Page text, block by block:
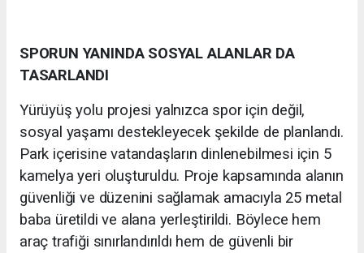
SPORUN YANINDA SOSYAL ALANLAR DA
TASARLANDI
Yürüyüş yolu projesi yalnızca spor için değil,
sosyal yaşamı destekleyecek şekilde de planlandı.
Park içerisine vatandaşların dinlenebilmesi için 5
kamelya yeri oluşturuldu. Proje kapsamında alanın
güvenliği ve düzenini sağlamak amacıyla 25 metal
baba üretildi ve alana yerleştirildi. Böylece hem
araç trafiği sınırlandırıldı hem de güvenli bir